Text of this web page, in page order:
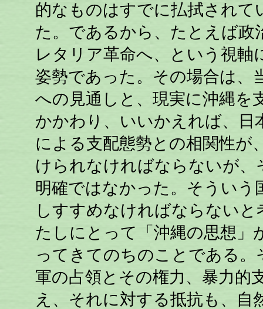
的なものはすでに払拭され
た。であるから、たとえば政
レタリア革命へ、という視
姿勢であった。その場合は、
への見通しと、現実に沖縄を
かかわり、いいかえれば、日
による支配態勢との相関性が
けられなければならないが
明確ではなかった。そういう
しすすめなければならない
たしにとって「沖縄の思想」
ってきてのちのことである
軍の占領とその権力、暴力的
え、それに対する抵抗も、